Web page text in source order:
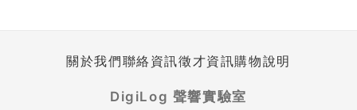
關於我們聯絡資訊徵才資訊購物說明
DigiLog 聲響實驗室